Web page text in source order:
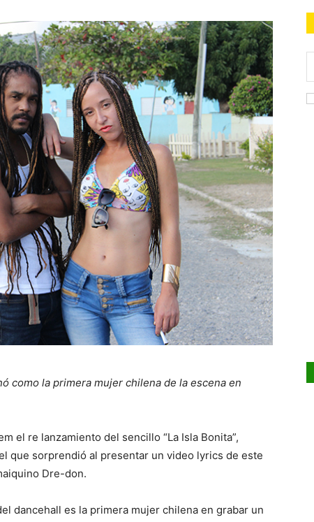
como la primera mujer chilena de la escena en
el re lanzamiento del sencillo “La Isla Bonita”,
que sorprendió al presentar un video lyrics de este
Dre-don.
dancehall es la primera mujer chilena en grabar un